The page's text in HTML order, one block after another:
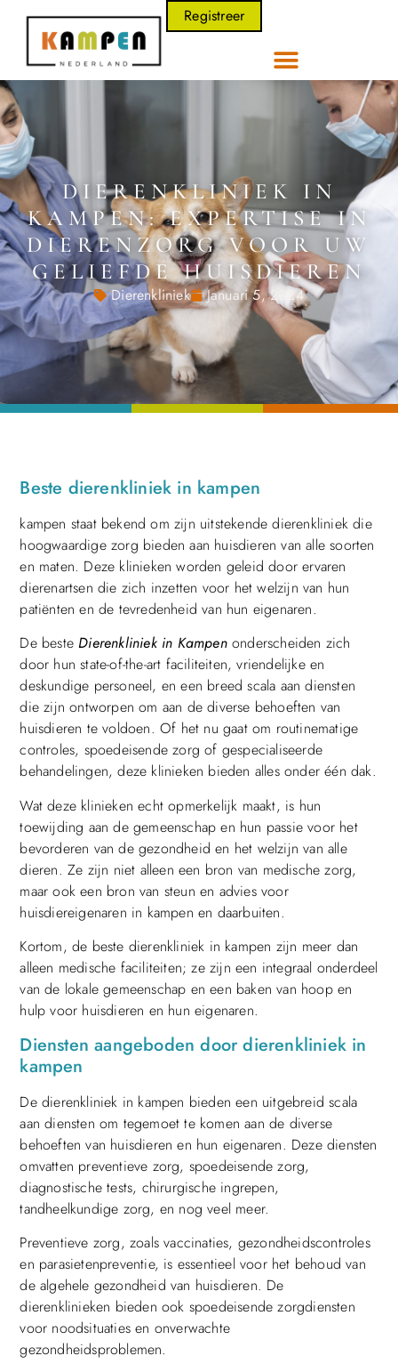
Registreer
DIERENKLINIEK IN
KAMPEN: EXPERTISE IN
DIERENZORG VOOR UW
GELIEFDE HUISDIEREN
Dierenkliniek Januari 5, 2024
Beste dierenkliniek in kampen
kampen staat bekend om zijn uitstekende dierenkliniek die
hoogwaardige zorg bieden aan huisdieren van alle soorten
en maten. Deze klinieken worden geleid door ervaren
dierenartsen die zich inzetten voor het welzijn van hun
patiënten en de tevredenheid van hun eigenaren.
De besteDierenkliniek in Kampenonderscheiden zich
door hun state-of-the-art faciliteiten, vriendelijke en
deskundige personeel, en een breed scala aan diensten
die zijn ontworpen om aan de diverse behoeften van
huisdieren te voldoen. Of het nu gaat om routinematige
controles, spoedeisende zorg of gespecialiseerde
behandelingen, deze klinieken bieden alles onder één dak.
Wat deze klinieken echt opmerkelijk maakt, is hun
toewijding aan de gemeenschap en hun passie voor het
bevorderen van de gezondheid en het welzijn van alle
dieren. Ze zijn niet alleen een bron van medische zorg,
maar ook een bron van steun en advies voor
huisdiereigenaren in kampen en daarbuiten.
Kortom, de beste dierenkliniek in kampen zijn meer dan
alleen medische faciliteiten; ze zijn een integraal onderdeel
van de lokale gemeenschap en een baken van hoop en
hulp voor huisdieren en hun eigenaren.
Diensten aangeboden door dierenkliniek in
kampen
De dierenkliniek in kampen bieden een uitgebreid scala
aan diensten om tegemoet te komen aan de diverse
behoeften van huisdieren en hun eigenaren. Deze diensten
omvatten preventieve zorg, spoedeisende zorg,
diagnostische tests, chirurgische ingrepen,
tandheelkundige zorg, en nog veel meer.
Preventieve zorg, zoals vaccinaties, gezondheidscontroles
en parasietenpreventie, is essentieel voor het behoud van
de algehele gezondheid van huisdieren. De
dierenklinieken bieden ook spoedeisende zorgdiensten
voor noodsituaties en onverwachte
gezondheidsproblemen.